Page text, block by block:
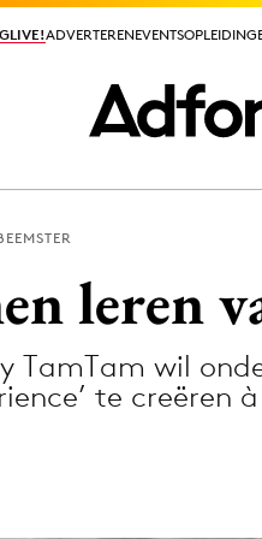
ADVERTERENEVENTS
ADVERTERENEVENTS
leren
TamTam wil
te creëren